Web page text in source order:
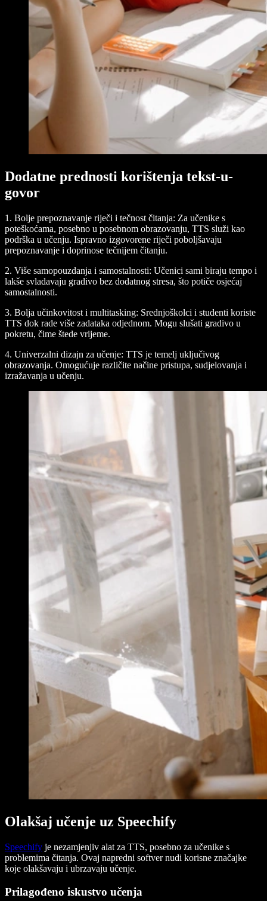
Dodatne prednosti korištenja tekst-u-
govor
1. Bolje prepoznavanje riječi i tečnost čitanja: Za učenike s
poteškoćama, posebno u posebnom obrazovanju, TTS služi kao
podrška u učenju. Ispravno izgovorene riječi poboljšavaju
prepoznavanje i doprinose tečnijem čitanju.
2. Više samopouzdanja i samostalnosti: Učenici sami biraju tempo i
lakše svladavaju gradivo bez dodatnog stresa, što potiče osjećaj
samostalnosti.
3. Bolja učinkovitost i multitasking: Srednjoškolci i studenti koriste
TTS dok rade više zadataka odjednom. Mogu slušati gradivo u
pokretu, čime štede vrijeme.
4. Univerzalni dizajn za učenje: TTS je temelj uključivog
obrazovanja. Omogućuje različite načine pristupa, sudjelovanja i
izražavanja u učenju.
Olakšaj učenje uz Speechify
Speechify je nezamjenjiv alat za TTS, posebno za učenike s
problemima čitanja. Ovaj napredni softver nudi korisne značajke
koje olakšavaju i ubrzavaju učenje.
Prilagođeno iskustvo učenja